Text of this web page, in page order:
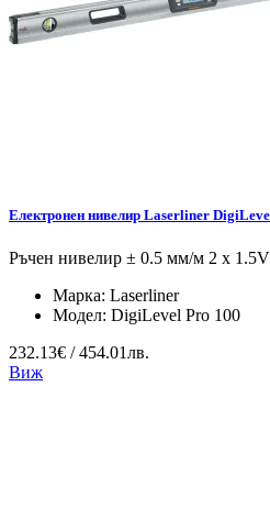
Електронен нивелир Laserliner
Ръчен нивелир ± 0.5 мм/м 2 x
Марка: Laserliner
Модел: DigiLevel Pro 100
232.13€ / 454.01лв.
Виж